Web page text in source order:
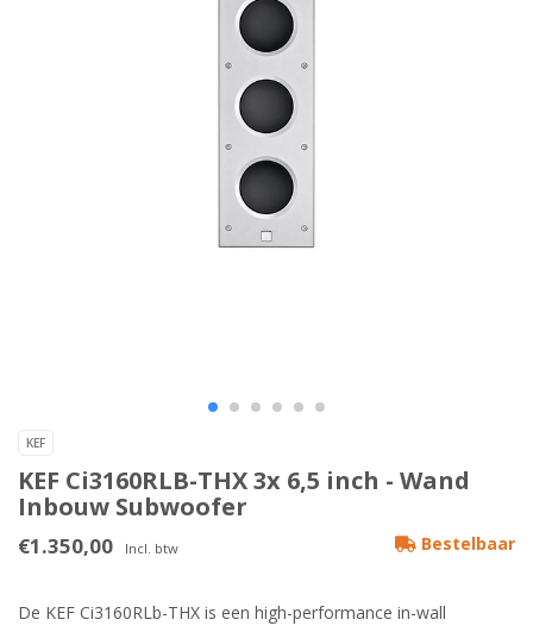
KEF
KEF Ci3160RLB-THX 3x 6,5 inch - Wand
Inbouw Subwoofer
€1.350,00 Incl. btw Bestelbaar
De KEF Ci3160RLb-THX is een high-performance in-wall